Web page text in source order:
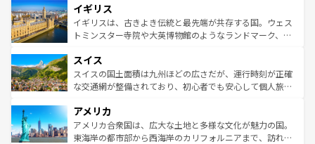
いる。シャンパンの発祥地であるランス、プロヴァンスの
香り高いラベンダー畑など、多彩な楽しみ方が可能だ。さ
らに、パリ以外の地域にも魅力が溢れており、どの街角に
れる地方に足を運ぶとそれぞれで全く異なる文化を体験で
きるだろう。 なお、新着のフランス情報はコンテンツ一覧
を参照してほしい。
顔を持つこの国は、どこを歩いても飽きることがない。ベ
ルリンの文化的活気、バイエルン州のアルプスの絶景、そ
してライン川沿いのワイン畑といった風景は必見。ビール
は、お酒好きな人にはぜひ体験してほしい。 なお、新着の
ドイツ情報はコンテンツ一覧を参照してほしい。
イギリス
イギリスは、古きよき伝統と最先端が共存する国。ウェス
トミンスター寺院や大英博物館のようなランドマーク、歴
リアごとに異なる魅力がある。また、優雅なアフタヌーン
ティー、ビール好きにはたまらない英国パブ、サッカー観
戦など、本場だからこそできる体験も豊富。イギリスを旅
ンツ一覧を参照してほしい。
スイス
スイスの国土面積は九州ほどの広さだが、運行時刻が正確
な交通網が整備されており、初心者でも安心して個人旅行
の建物がそのまま残る町や、スイスならではのユニークな
博物館もあり、アルプス観光だけでなく町歩きも満喫する
ことができる。国民の所得が高いため物価も高いが、旅行
アメリカ
アメリカ合衆国は、広大な土地と多様な文化が魅力の国。
東海岸の都市部から西海岸のカリフォルニアまで、訪れる